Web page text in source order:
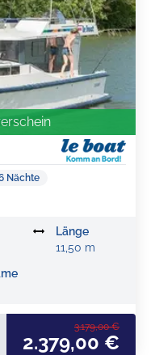
Nächte
Länge
11,50 m
3.179,00 €
2.379,00 €